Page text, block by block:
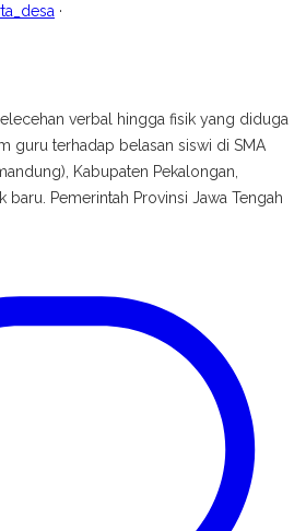
·
verbal hingga fisik yang diduga
guru terhadap belasan siswi di SMA
Kabupaten Pekalongan,
baru. Pemerintah Provinsi Jawa Tengah